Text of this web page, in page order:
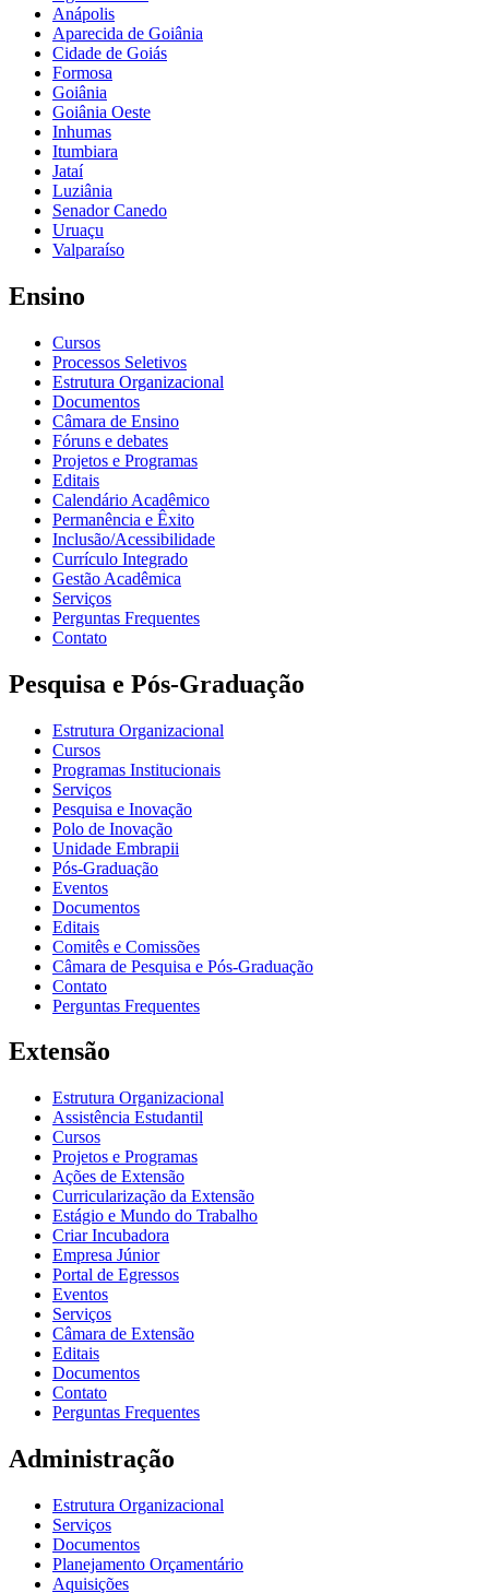
Anápolis
Aparecida de Goiânia
Cidade de Goiás
Formosa
Goiânia
Goiânia Oeste
Inhumas
Itumbiara
Jataí
Luziânia
Senador Canedo
Uruaçu
Valparaíso
Ensino
Cursos
Processos Seletivos
Estrutura Organizacional
Documentos
Câmara de Ensino
Fóruns e debates
Projetos e Programas
Editais
Calendário Acadêmico
Permanência e Êxito
Inclusão/Acessibilidade
Currículo Integrado
Gestão Acadêmica
Serviços
Perguntas Frequentes
Contato
Pesquisa e Pós-Graduação
Estrutura Organizacional
Cursos
Programas Institucionais
Serviços
Pesquisa e Inovação
Polo de Inovação
Unidade Embrapii
Pós-Graduação
Eventos
Documentos
Editais
Comitês e Comissões
Câmara de Pesquisa e Pós-Graduação
Contato
Perguntas Frequentes
Extensão
Estrutura Organizacional
Assistência Estudantil
Cursos
Projetos e Programas
Ações de Extensão
Curricularização da Extensão
Estágio e Mundo do Trabalho
Criar Incubadora
Empresa Júnior
Portal de Egressos
Eventos
Serviços
Câmara de Extensão
Editais
Documentos
Contato
Perguntas Frequentes
Administração
Estrutura Organizacional
Serviços
Documentos
Planejamento Orçamentário
Aquisições